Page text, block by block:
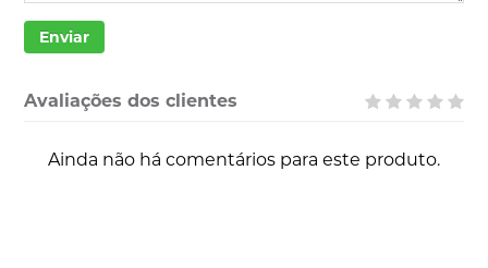
Enviar
Avaliações dos clientes
Ainda não há comentários para este produto.